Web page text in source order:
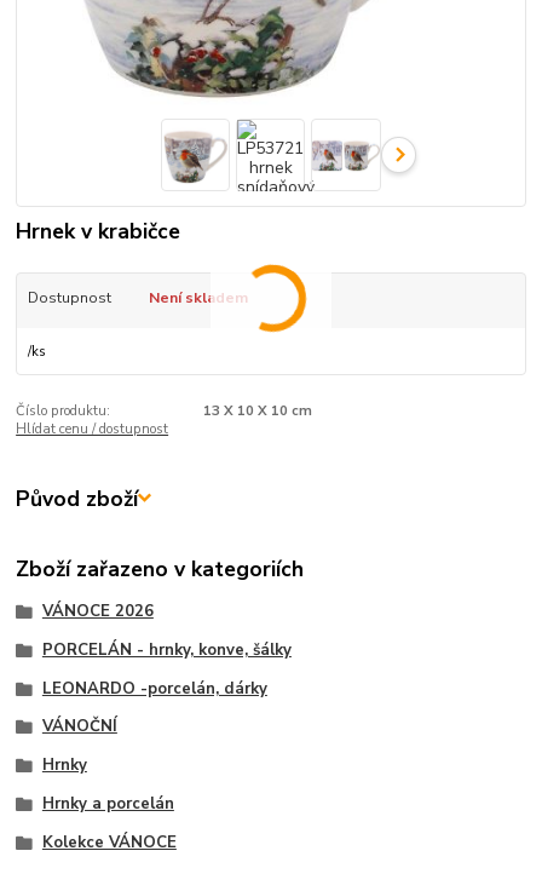
Hrnek v krabičce
Dostupnost Není skladem
/ks
Číslo produktu:
13 X 10 X 10 cm
Hlídat cenu / dostupnost
Původ zboží
Zboží zařazeno v kategoriích
VÁNOCE 2026
PORCELÁN - hrnky, konve, šálky
LEONARDO -porcelán, dárky
VÁNOČNÍ
Hrnky
Hrnky a porcelán
Kolekce VÁNOCE